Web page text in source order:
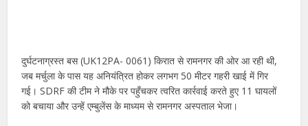
दुर्घटनाग्रस्त बस (UK12PA- 0061) किरात से रामनगर की ओर आ रही थी,
जब मर्चुला के पास यह अनियंत्रित होकर लगभग 50 मीटर गहरी खाई में गिर
गई। SDRF की टीम ने मौके पर पहुँचकर त्वरित कार्रवाई करते हुए 11 घायलों
को बचाया और उन्हें एम्बुलेंस के माध्यम से रामनगर अस्पताल भेजा।